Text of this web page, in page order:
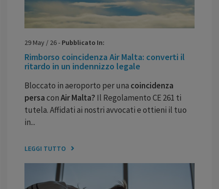
29 May / 26- Pubblicato In:
Rimborso coincidenza Air Malta: converti il
ritardo in un indennizzo legale
Bloccato in aeroporto per una coincidenza
persaconAir Malta? Il Regolamento CE 261 ti
tutela. Affidati ai nostri avvocati e ottieni il tuo
in...
LEGGI TUTTO